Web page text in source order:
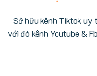
Sở hữu kênh Tiktok uy
với đó kênh Youtube &